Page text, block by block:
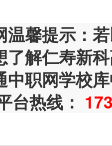
温馨提示：
了解仁寿新
中职网学校
台热线：